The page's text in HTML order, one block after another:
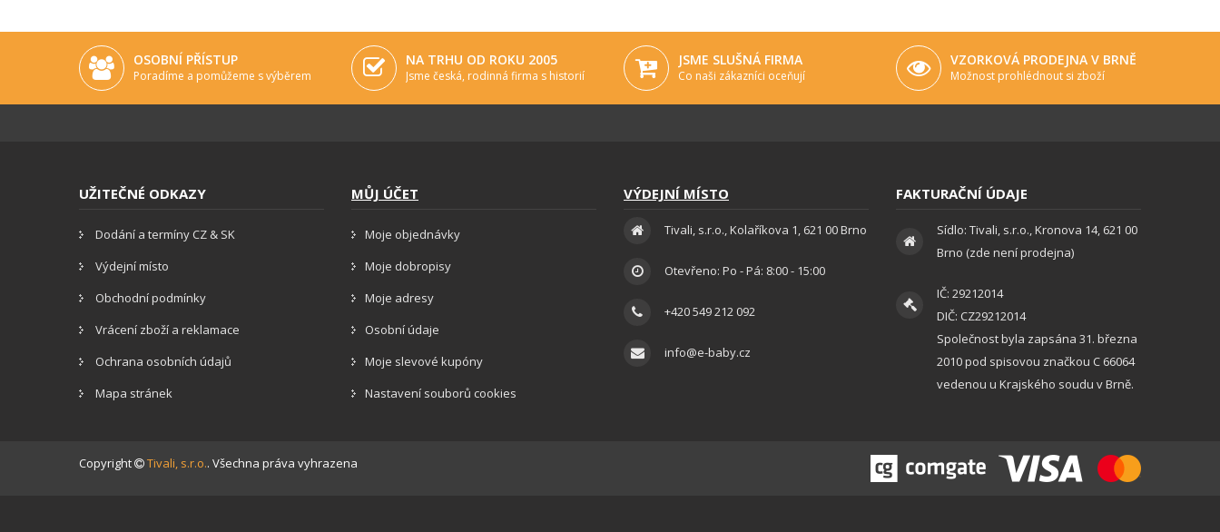
OSOBNÍ PŘÍSTUP
Poradíme a pomůžeme s výběrem
NA TRHU OD ROKU 2005
Jsme česká, rodinná firma s historií
JSME SLUŠNÁ FIRMA
Co naši zákazníci oceňují
VZORKOVÁ PRODEJNA V BRNĚ
Možnost prohlédnout si zboží
UŽITEČNÉ ODKAZY
Dodání a termíny CZ & SK
Výdejní místo
Obchodní podmínky
Vrácení zboží a reklamace
Ochrana osobních údajů
Mapa stránek
MŮJ ÚČET
Moje objednávky
Moje dobropisy
Moje adresy
Osobní údaje
Moje slevové kupóny
Nastavení souborů cookies
VÝDEJNÍ MÍSTO
Tivali, s.r.o., Kolaříkova 1, 621 00 Brno
Otevřeno: Po - Pá: 8:00 - 15:00
+420 549 212 092
info@e-baby.cz
FAKTURAČNÍ ÚDAJE
Sídlo: Tivali, s.r.o., Kronova 14, 621 00
Brno (zde není prodejna)
IČ: 29212014
DIČ: CZ29212014
Společnost byla zapsána 31. března
2010 pod spisovou značkou C 66064
vedenou u Krajského soudu v Brně.
Copyright Tivali, s.r.o.. Všechna práva vyhrazena